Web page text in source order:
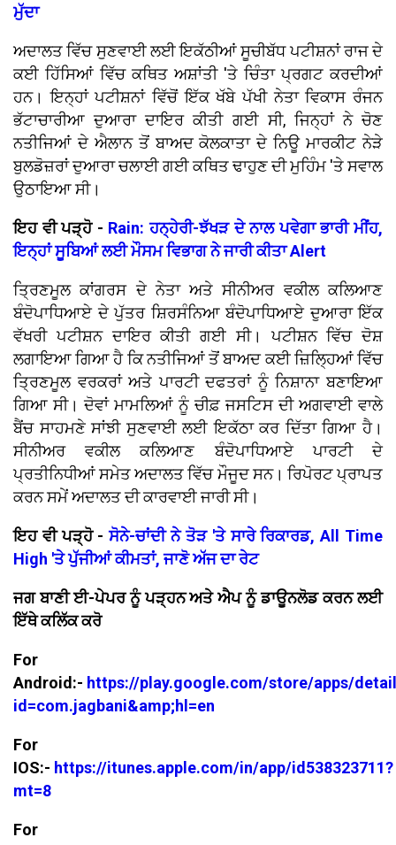
ਮੁੱਦਾ
ਅਦਾਲਤ ਵਿੱਚ ਸੁਣਵਾਈ ਲਈ ਇਕੱਠੀਆਂ ਸੂਚੀਬੱਧ ਪਟੀਸ਼ਨਾਂ ਰਾਜ ਦੇ
ਕਈ ਹਿੱਸਿਆਂ ਵਿੱਚ ਕਥਿਤ ਅਸ਼ਾਂਤੀ 'ਤੇ ਚਿੰਤਾ ਪ੍ਰਗਟ ਕਰਦੀਆਂ
ਹਨ। ਇਨ੍ਹਾਂ ਪਟੀਸ਼ਨਾਂ ਵਿੱਚੋਂ ਇੱਕ ਖੱਬੇ ਪੱਖੀ ਨੇਤਾ ਵਿਕਾਸ ਰੰਜਨ
ਭੱਟਾਚਾਰੀਆ ਦੁਆਰਾ ਦਾਇਰ ਕੀਤੀ ਗਈ ਸੀ, ਜਿਨ੍ਹਾਂ ਨੇ ਚੋਣ
ਨਤੀਜਿਆਂ ਦੇ ਐਲਾਨ ਤੋਂ ਬਾਅਦ ਕੋਲਕਾਤਾ ਦੇ ਨਿਊ ਮਾਰਕੀਟ ਨੇੜੇ
ਬੁਲਡੋਜ਼ਰਾਂ ਦੁਆਰਾ ਚਲਾਈ ਗਈ ਕਥਿਤ ਢਾਹੁਣ ਦੀ ਮੁਹਿੰਮ 'ਤੇ ਸਵਾਲ
ਉਠਾਇਆ ਸੀ।
ਇਹ ਵੀ ਪੜ੍ਹੋ - Rain: ਹਨ੍ਹੇਰੀ-ਝੱਖੜ ਦੇ ਨਾਲ ਪਵੇਗਾ ਭਾਰੀ ਮੀਂਹ,
ਇਨ੍ਹਾਂ ਸੂਬਿਆਂ ਲਈ ਮੌਸਮ ਵਿਭਾਗ ਨੇ ਜਾਰੀ ਕੀਤਾ Alert
ਤ੍ਰਿਣਮੂਲ ਕਾਂਗਰਸ ਦੇ ਨੇਤਾ ਅਤੇ ਸੀਨੀਅਰ ਵਕੀਲ ਕਲਿਆਣ
ਬੰਦੋਪਾਧਿਆਏ ਦੇ ਪੁੱਤਰ ਸ਼ਿਰਸੰਨਿਆ ਬੰਦੋਪਾਧਿਆਏ ਦੁਆਰਾ ਇੱਕ
ਵੱਖਰੀ ਪਟੀਸ਼ਨ ਦਾਇਰ ਕੀਤੀ ਗਈ ਸੀ। ਪਟੀਸ਼ਨ ਵਿੱਚ ਦੋਸ਼
ਲਗਾਇਆ ਗਿਆ ਹੈ ਕਿ ਨਤੀਜਿਆਂ ਤੋਂ ਬਾਅਦ ਕਈ ਜ਼ਿਲ੍ਹਿਆਂ ਵਿੱਚ
ਤ੍ਰਿਣਮੂਲ ਵਰਕਰਾਂ ਅਤੇ ਪਾਰਟੀ ਦਫਤਰਾਂ ਨੂੰ ਨਿਸ਼ਾਨਾ ਬਣਾਇਆ
ਗਿਆ ਸੀ। ਦੋਵਾਂ ਮਾਮਲਿਆਂ ਨੂੰ ਚੀਫ਼ ਜਸਟਿਸ ਦੀ ਅਗਵਾਈ ਵਾਲੇ
ਬੈਂਚ ਸਾਹਮਣੇ ਸਾਂਝੀ ਸੁਣਵਾਈ ਲਈ ਇਕੱਠਾ ਕਰ ਦਿੱਤਾ ਗਿਆ ਹੈ।
ਸੀਨੀਅਰ ਵਕੀਲ ਕਲਿਆਣ ਬੰਦੋਪਾਧਿਆਏ ਪਾਰਟੀ ਦੇ
ਪ੍ਰਤੀਨਿਧੀਆਂ ਸਮੇਤ ਅਦਾਲਤ ਵਿੱਚ ਮੌਜੂਦ ਸਨ। ਰਿਪੋਰਟ ਪ੍ਰਾਪਤ
ਕਰਨ ਸਮੇਂ ਅਦਾਲਤ ਦੀ ਕਾਰਵਾਈ ਜਾਰੀ ਸੀ।
ਇਹ ਵੀ ਪੜ੍ਹੋ -ਸੋਨੇ-ਚਾਂਦੀ ਨੇ ਤੋੜ 'ਤੇ ਸਾਰੇ ਰਿਕਾਰਡ, All Time
High 'ਤੇ ਪੁੱਜੀਆਂ ਕੀਮਤਾਂ, ਜਾਣੋ ਅੱਜ ਦਾ ਰੇਟ
ਜਗ ਬਾਣੀ ਈ-ਪੇਪਰ ਨੂੰ ਪੜ੍ਹਨ ਅਤੇ ਐਪ ਨੂੰ ਡਾਊਨਲੋਡ ਕਰਨ ਲਈ
ਇੱਥੇ ਕਲਿੱਕ ਕਰੋ
For
Android:- https://play.google.com/store/apps/
id=com.jagbani&amp;hl=en
For
IOS:- https://itunes.apple.com/in/app/id538323711?
mt=8
For